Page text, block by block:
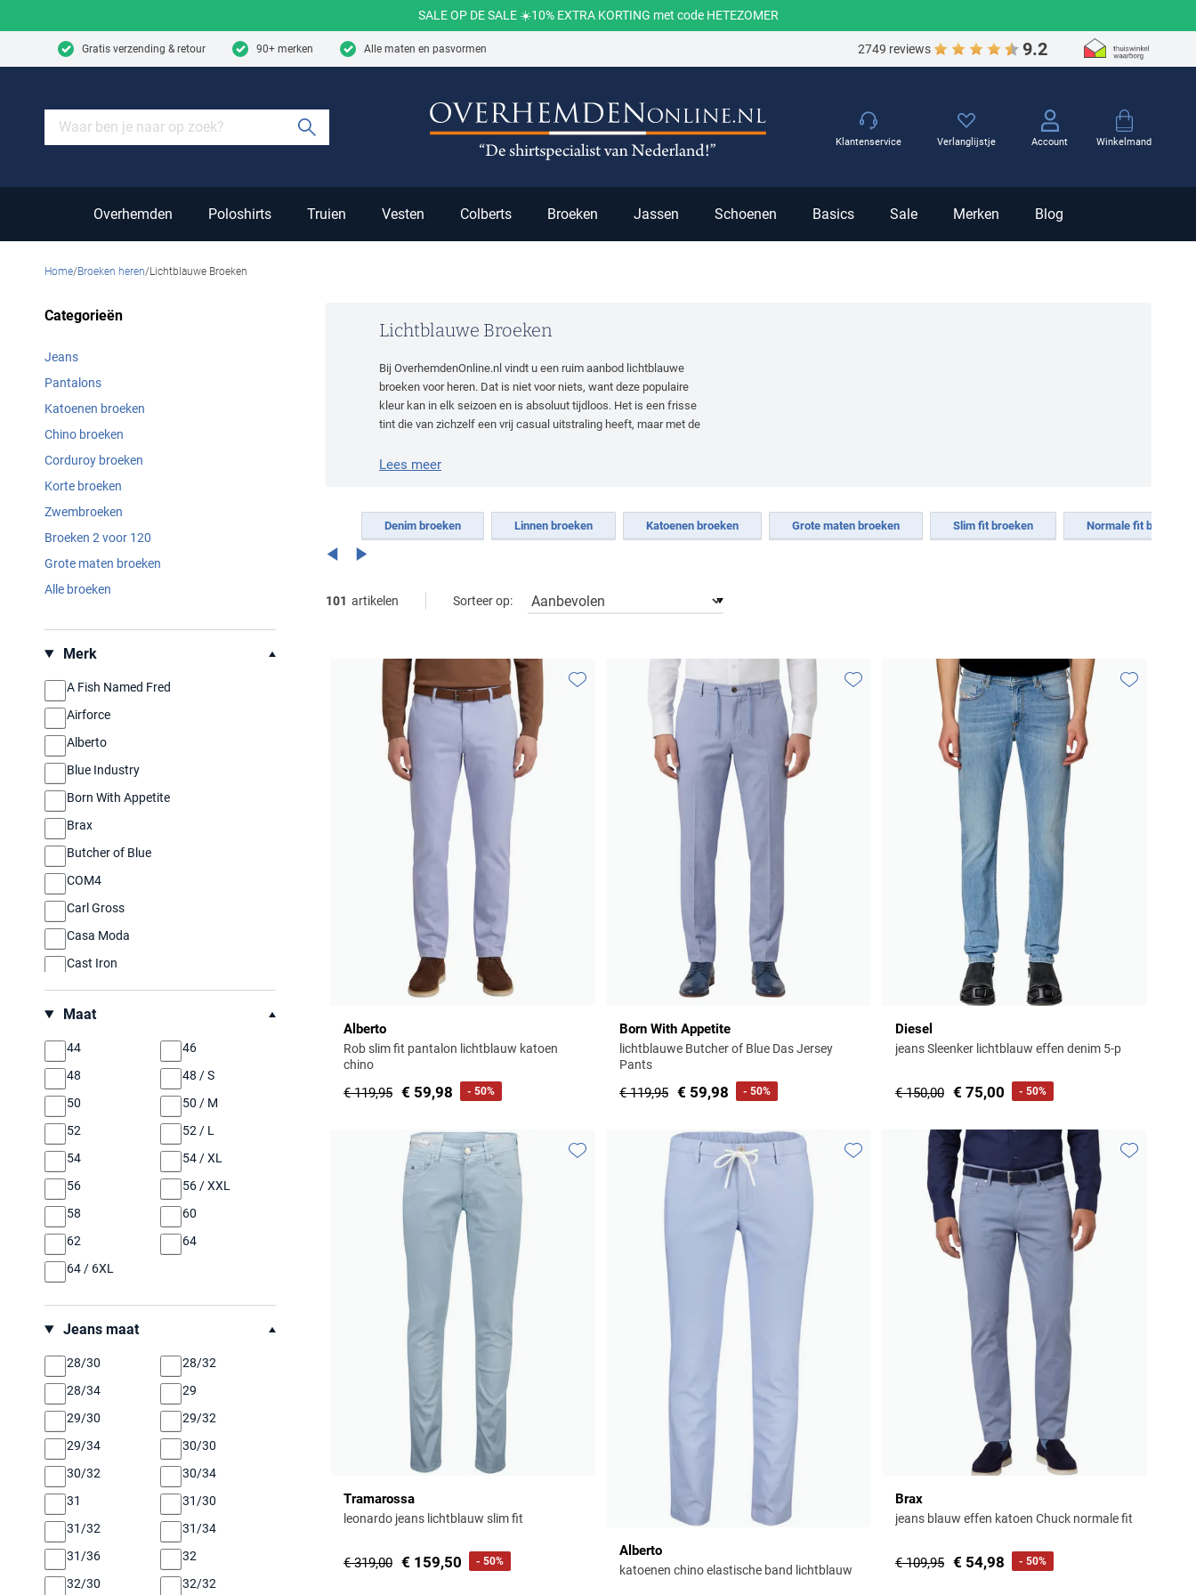
SALE OP DE SALE ☀️10% EXTRA KORTING met code HETEZOMER
Gratis verzending & retour 90+ merken Alle maten en pasvormen 2749 reviews 9.2
Winkelmand
Overhemden Poloshirts Truien Vesten Colberts Broeken Jassen Schoenen Basics Sale Merken Blog
Klantenservice Verlanglijstje Account
Home Broeken heren Lichtblauwe Broeken
Lichtblauwe Broeken
Bij OverhemdenOnline.nl vindt u een ruim aanbod lichtblauwe
broeken voor heren. Dat is niet voor niets, want deze populaire
kleur kan in elk seizoen en is absoluut tijdloos. Het is een frisse
tint die van zichzelf een vrij casual uitstraling heeft, maar met de
Lees meer
Denim broeken Linnen broeken Katoenen broeken Grote maten broeken Slim fit broeken Normale fit broeken
Categorieën
Jeans
Pantalons
Katoenen broeken
Chino broeken
Corduroy broeken
Korte broeken
Zwembroeken
Broeken 2 voor 120
Grote maten broeken
Alle broeken
Merk
A Fish Named Fred
Airforce
Alberto
Blue Industry
Born With Appetite
Brax
Butcher of Blue
COM4
Carl Gross
Casa Moda
Cast Iron
Cavallaro
Diesel
Eurex
Gardeur
Hugo Boss
Jack & Jones
M.E.N.S.
Mac
Meyer
New Zealand
North84
Polo Ralph Lauren
Maat
44
46
48
48 / S
50
50 / M
52
52 / L
54
54 / XL
56
56 / XXL
58
60
62
64
64 / 6XL
Jeans maat
28/30
28/32
28/34
29
29/30
29/32
29/34
30/30
30/32
30/34
31
31/30
31/32
31/34
31/36
32
32/30
32/32
101 artikelen Sorteer op:
Alberto
Rob slim fit pantalon lichtblauw katoen
chino
€ 119,95 € 59,98 - 50%
Toevoegen aan favorieten
Born With Appetite
lichtblauwe Butcher of Blue Das Jersey
Pants
€ 119,95 € 59,98 - 50%
Toevoegen aan favorieten
Diesel
jeans Sleenker lichtblauw effen denim 5-p
€ 150,00 € 75,00 - 50%
Tramarossa
leonardo jeans lichtblauw slim fit
€ 319,00 € 159,50 - 50%
Toevoegen aan favorieten
Alberto
katoenen chino elastische band lichtblauw
Toevoegen aan favorieten
Brax
jeans blauw effen katoen Chuck normale fit
€ 109,95 € 54,98 - 50%